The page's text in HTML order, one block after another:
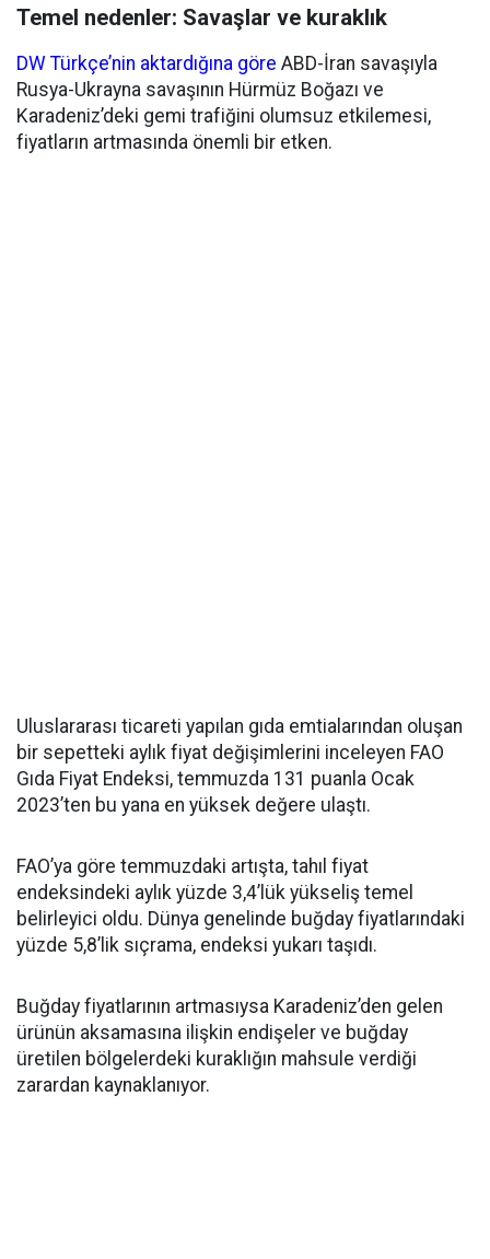
Temel nedenler: Savaşlar ve kuraklık
DW Türkçe’nin aktardığına göre ABD-İran savaşıyla
Rusya-Ukrayna savaşının Hürmüz Boğazı ve
Karadeniz’deki gemi trafiğini olumsuz etkilemesi,
fiyatların artmasında önemli bir etken.
Uluslararası ticareti yapılan gıda emtialarından oluşan
bir sepetteki aylık fiyat değişimlerini inceleyen FAO
Gıda Fiyat Endeksi, temmuzda 131 puanla Ocak
2023’ten bu yana en yüksek değere ulaştı.
FAO’ya göre temmuzdaki artışta, tahıl fiyat
endeksindeki aylık yüzde 3,4’lük yükseliş temel
belirleyici oldu. Dünya genelinde buğday fiyatlarındaki
yüzde 5,8’lik sıçrama, endeksi yukarı taşıdı.
Buğday fiyatlarının artmasıysa Karadeniz’den gelen
ürünün aksamasına ilişkin endişeler ve buğday
üretilen bölgelerdeki kuraklığın mahsule verdiği
zarardan kaynaklanıyor.